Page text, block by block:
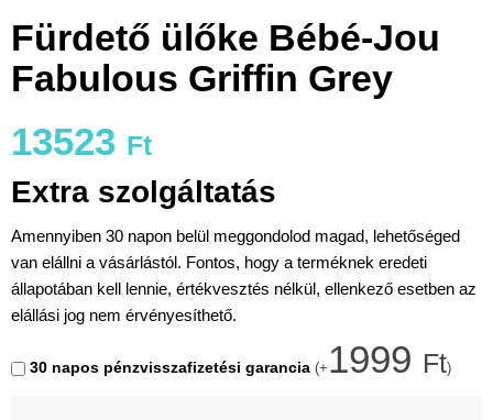
Fürdető ülőke Bébé-Jou
Fabulous Griffin Grey
13523 Ft
Extra szolgáltatás
Amennyiben 30 napon belül meggondolod magad, lehetőséged
van elállni a vásárlástól. Fontos, hogy a terméknek eredeti
állapotában kell lennie, értékvesztés nélkül, ellenkező esetben az
elállási jog nem érvényesíthető.
30 napos pénzvisszafizetési garancia (+ 1999 Ft)